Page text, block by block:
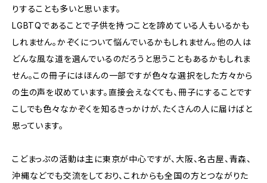
りすることも多いと思います。
LGBTQであることで子供を持つことを諦めている人もいるかも
しれません。かぞくについて悩んでいるかもしれません。他の人は
どんな風な道を選んでいるのだろうと思うこともあるかもしれま
せん。この冊子にはほんの一部ですが色々な選択をした方々から
の生の声を収めています。直接会えなくても、冊子にすることです
こしでも色々なかぞくを知るきっかけが、たくさんの人に届けばと
思っています。
こどまっぷの活動は主に東京が中心ですが、大阪、名古屋、青森、
沖縄などでも交流をしており、これからも全国の方とつながりた